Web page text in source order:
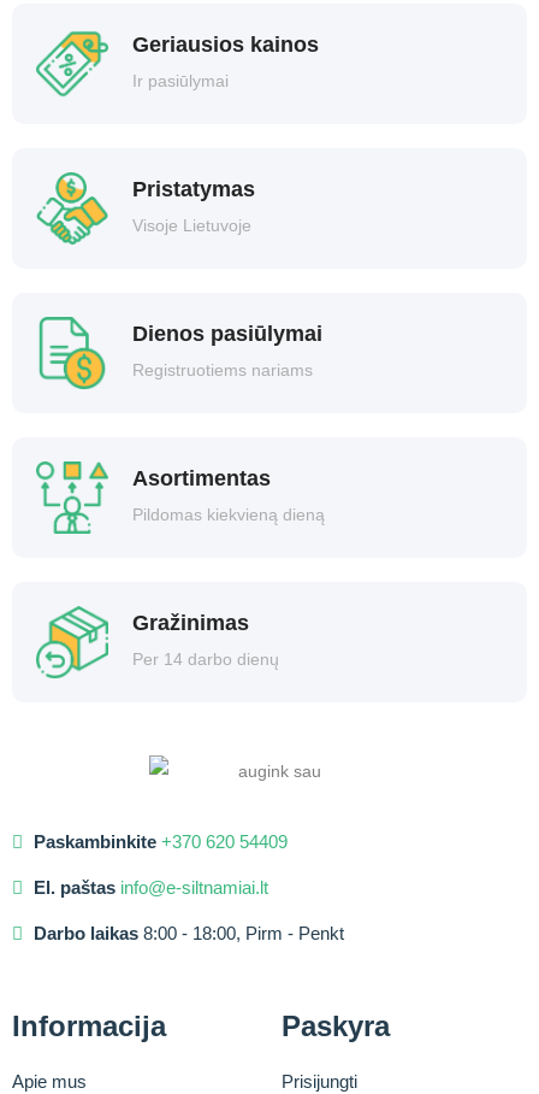
Geriausios kainos
Ir pasiūlymai
Pristatymas
Visoje Lietuvoje
Dienos pasiūlymai
Registruotiems nariams
Asortimentas
Pildomas kiekvieną dieną
Gražinimas
Per 14 darbo dienų
Paskambinkite +370 620 54409
El. paštas info@e-siltnamiai.lt
Darbo laikas 8:00 - 18:00, Pirm - Penkt
Informacija
Apie mus
Paskyra
Prisijungti